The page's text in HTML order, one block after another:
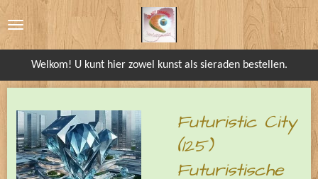
direct
Welkom! U kunt hier zowel kunst als sieraden bestellen.
Futuristic City
(125)
Futuristische